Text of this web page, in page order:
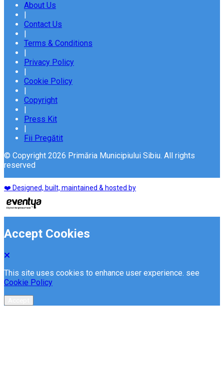
About Us
|
Contact Us
|
Terms & Conditions
|
Privacy Policy
|
Cookie Policy
|
Copyright
|
Press Kit
|
Fii Pregătit
© Copyright 2026 Primăria Municipiului Sibiu. All rights
reserved
❤️ Designed, built, maintained & hosted by
Accept Cookies
This site uses cookies to enhance user experience. see
Cookie Policy